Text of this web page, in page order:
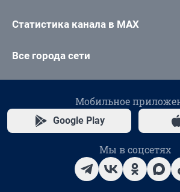
Статистика канала в MAX
Все города сети
Мобильное
Google Play
Мы в соцсетях